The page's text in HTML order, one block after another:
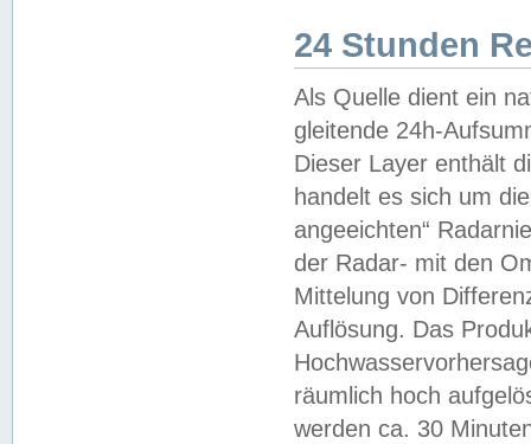
24 Stunden
Als Quelle dient ein
gleitende 24h-
Dieser Layer enthält
handelt es sich um
angeeichten“
der Radar- mit den
Mittelung von
Auflösung. Das
räumlich hoch
werden ca. 30